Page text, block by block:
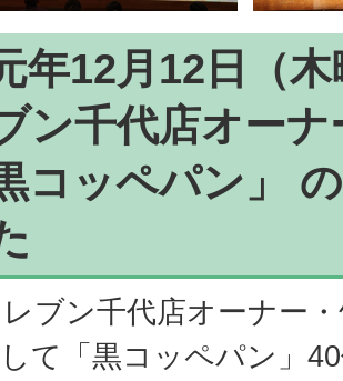
年12月12日（
ン千代店オー
コッペパン」
ブン千代店オーナー
て「黒コッペパン」